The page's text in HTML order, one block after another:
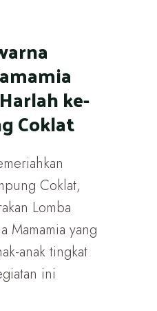
ke-
Coklat
Coklat,
Lomba
Mamamia yang
anak tingkat
ini